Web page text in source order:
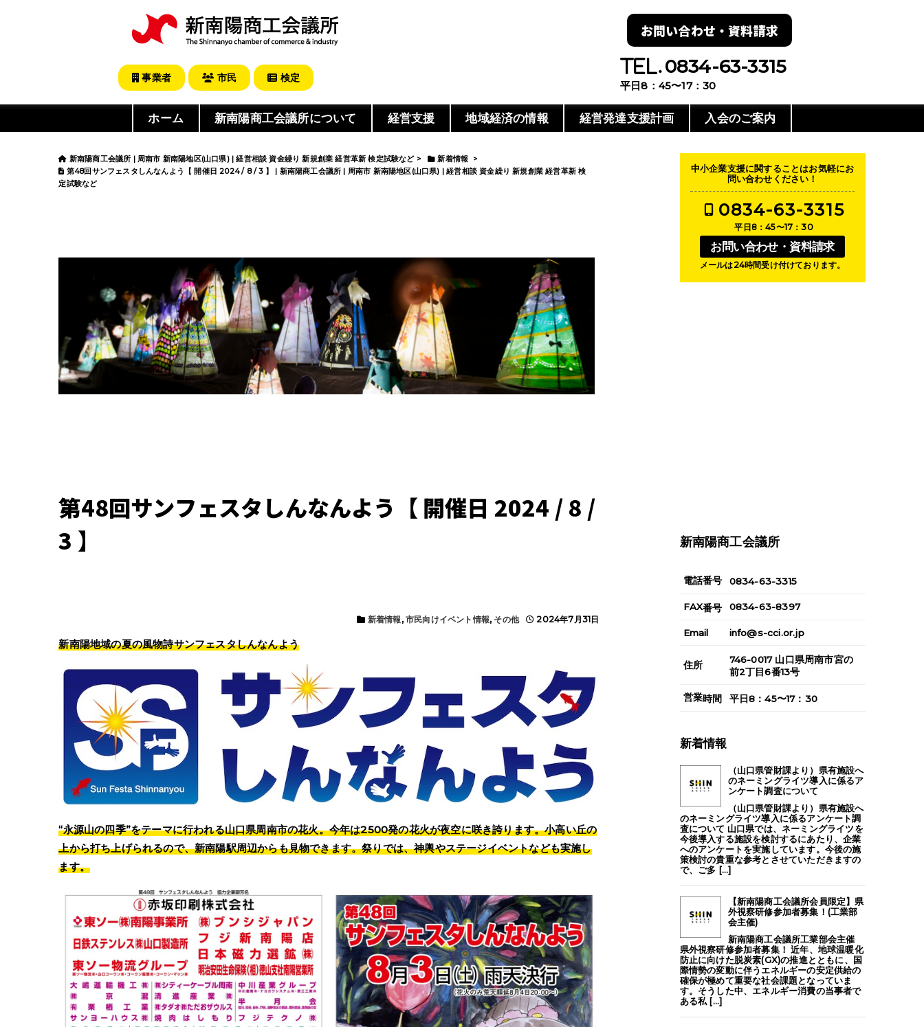
お問い合わせ・資料請求
0834-63-3315
平日8：45〜17：30
事業者 市民 検定
ホーム 新南陽商工会議所について 経営支援 地域経済の情報 経営発達支援計画 入会のご案内
新南陽商工会議所 | 周南市 新南陽地区(山口県) | 経営相談 資金繰り 新規創業 経営革新 検定試験など> 新着情報
>
第48回サンフェスタしんなんよう【 開催日 2024 / 8 / 3 】 | 新南陽商工会議所 | 周南市 新南陽地区(山口県) | 経営相談 資金繰り 新規創業 経営革新 検
定試験など
第48回サンフェスタしんなんよう【 開催日 2024 / 8 /
3 】
2024年7月31日
新着情報 , 市民向けイベント情報, その他
新南陽地域の夏の風物詩サンフェスタしんなんよう
“永源山の四季”をテーマに行われる山口県周南市の花火。今年は2500発の花火が夜空に咲き誇ります。小高い丘の
上から打ち上げられるので、新南陽駅周辺からも見物できます。祭りでは、神輿やステージイベントなども実施し
ます。
中小企業支援に関することはお気軽にお
問い合わせください！
0834-63-3315
平日8：45〜17：30
お問い合わせ・資料請求
メールは24時間受け付けております。
新南陽商工会議所
電話番号 0834-63-3315
FAX番号 0834-63-8397
Email info@s-cci.or.jp
住所 746-0017山口県周南市宮の
前2丁目6番13号
営業時間 平日8：45〜17：30
新着情報
（山口県管財課より）県有施設へ
のネーミングライツ導入に係るア
ンケート調査について
（山口県管財課より）県有施設へ
のネーミングライツ導入に係るアンケート調
査について 山口県では、ネーミングライツを
今後導入する施設を検討するにあたり、企業
へのアンケートを実施しています。今後の施
策検討の貴重な参考とさせていただきますの
で、ご多 [...]
【新南陽商工会議所会員限定】県
外視察研修参加者募集！(工業部
会主催)
新南陽商工会議所工業部会主催
県外視察研修参加者募集！ 近年、地球温暖化
防止に向けた脱炭素(GX)の推進とともに、国
際情勢の変動に伴うエネルギーの安定供給の
確保が極めて重要な社会課題となっていま
す。そうした中、エネルギー消費の当事者で
ある私 [...]